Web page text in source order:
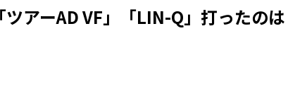
ツアーAD VF」「LIN-Q」打ったのは